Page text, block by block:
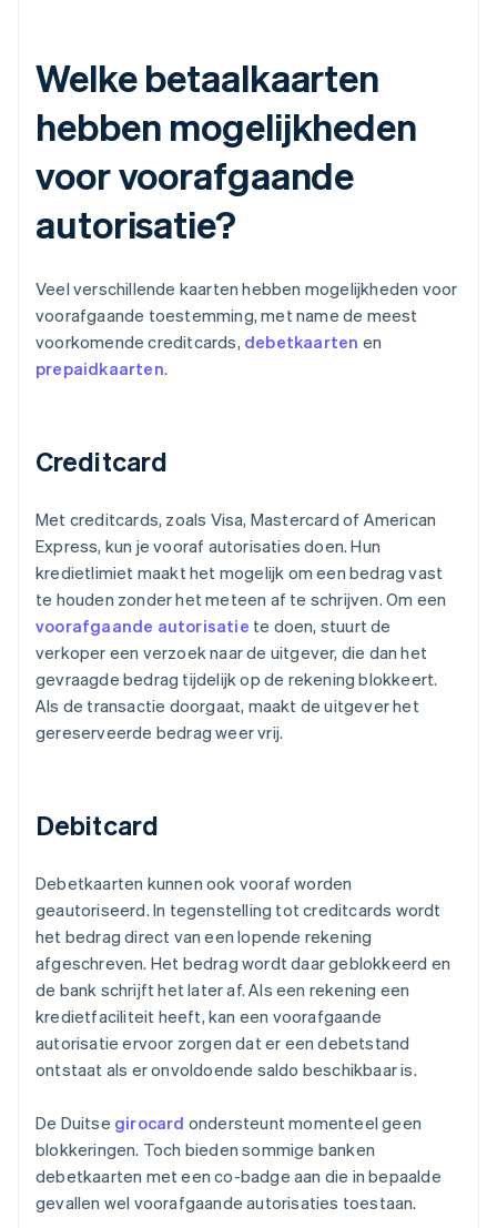
Welke betaalkaarten
hebben mogelijkheden
voor voorafgaande
autorisatie?
Veel verschillende kaarten hebben mogelijkheden voor
voorafgaande toestemming, met name de meest
voorkomende creditcards, debetkaarten en
prepaidkaarten.
Creditcard
Met creditcards, zoals Visa, Mastercard of American
Express, kun je vooraf autorisaties doen. Hun
kredietlimiet maakt het mogelijk om een bedrag vast
te houden zonder het meteen af te schrijven. Om een
voorafgaande autorisatie te doen, stuurt de
verkoper een verzoek naar de uitgever, die dan het
gevraagde bedrag tijdelijk op de rekening blokkeert.
Als de transactie doorgaat, maakt de uitgever het
gereserveerde bedrag weer vrij.
Debitcard
Debetkaarten kunnen ook vooraf worden
geautoriseerd. In tegenstelling tot creditcards wordt
het bedrag direct van een lopende rekening
afgeschreven. Het bedrag wordt daar geblokkeerd en
de bank schrijft het later af. Als een rekening een
kredietfaciliteit heeft, kan een voorafgaande
autorisatie ervoor zorgen dat er een debetstand
ontstaat als er onvoldoende saldo beschikbaar is.
De Duitse girocard ondersteunt momenteel geen
blokkeringen. Toch bieden sommige banken
debetkaarten met een co-badge aan die in bepaalde
gevallen wel voorafgaande autorisaties toestaan.